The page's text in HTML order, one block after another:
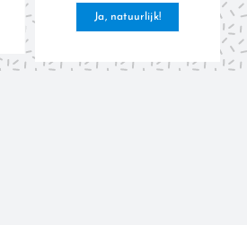
Ja, natuurlijk!